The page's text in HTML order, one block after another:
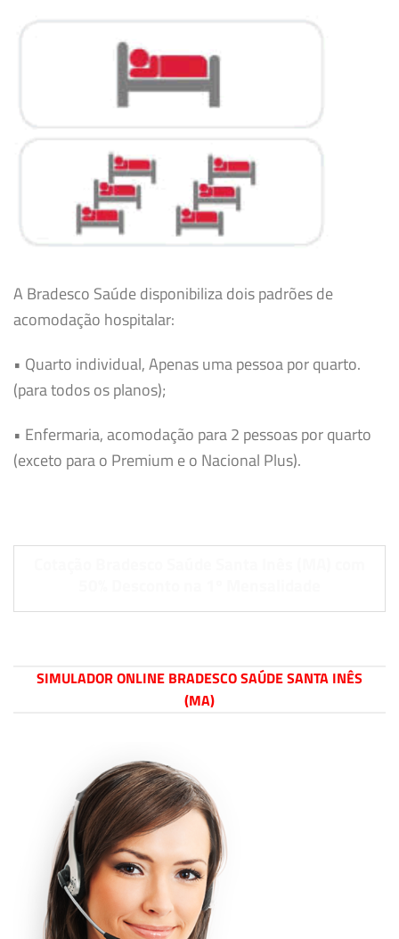
A Bradesco Saúde disponibiliza dois padrões de
acomodação hospitalar:
• Quarto individual, Apenas uma pessoa por quarto.
(para todos os planos);
• Enfermaria, acomodação para 2 pessoas por quarto
(exceto para o Premium e o Nacional Plus).
SIMULADOR ONLINE BRADESCO SAÚDE SANTA INÊS
(MA)